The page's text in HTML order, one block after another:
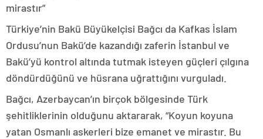
mirastır”
Türkiye’nin Bakü Büyükelçisi Bağcı da Kafkas İslam
Ordusu’nun Bakü’de kazandığı zaferin İstanbul ve
Bakü’yü kontrol altında tutmak isteyen güçleri çılgına
döndürdüğünü ve hüsrana uğrattığını vurguladı.
Bağcı, Azerbaycan’ın birçok bölgesinde Türk
şehitliklerinin olduğunu aktararak, “Koyun koyuna
yatan Osmanlı askerleri bize emanet ve mirastır. Bu